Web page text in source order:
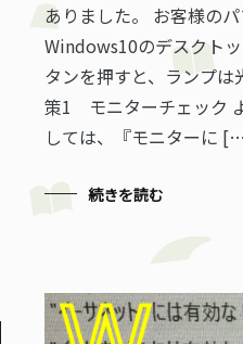
ありました。 お客様の
Windows10のデスクト
タンを押すと、ランプは
策1 モニターチェック
しては、『モニターに
続きを読む